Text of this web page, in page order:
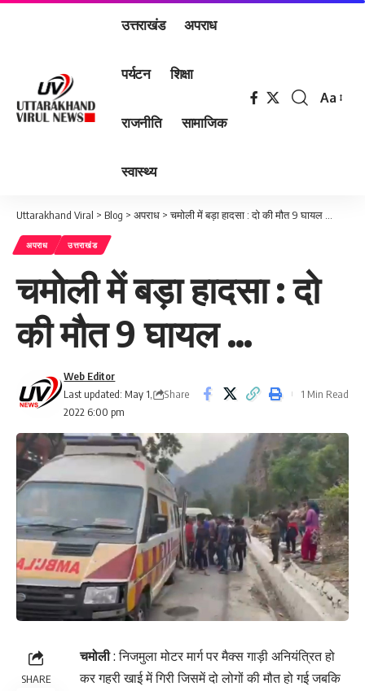
उत्तराखंड अपराध
पर्यटन शिक्षा
राजनीति सामाजिक
स्वास्थ्य
Font
Aa
Uttarakhand Viral > Blog > अपराध >चमोली में बड़ा हादसा : दो की मौत 9 घायल …
अपराध उत्तराखंड
चमोली में बड़ा हादसा : दो
की मौत 9 घायल …
Last updated: May 1,
2022 6:00 pm
Web Editor
Share
1 Min Read
SHARE
चमोली: निजमुला मोटर मार्ग पर मैक्स गाड़ी अनियंत्रित हो
कर गहरी खाई में गिरी जिसमें दो लोगों की मौत हो गई जबकि